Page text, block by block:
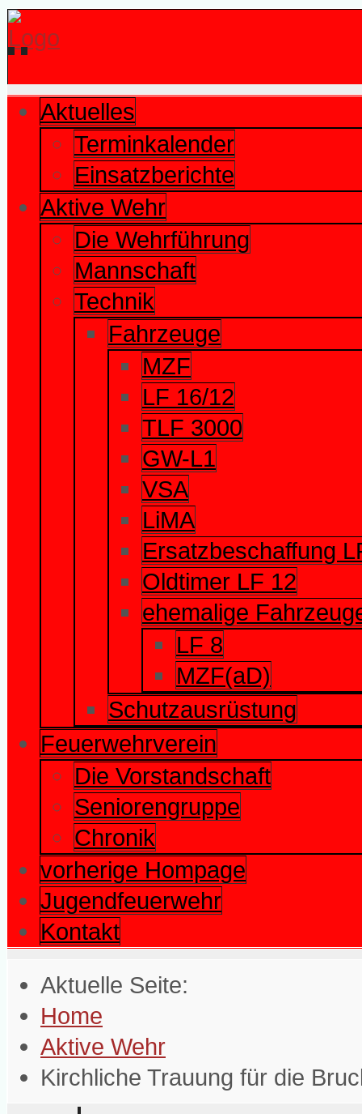
Aktuelles
Terminkalender
Einsatzberichte
Aktive Wehr
Die Wehrführung
Mannschaft
Technik
Fahrzeuge
MZF
LF 16/12
TLF 3000
GW-L1
VSA
LiMA
Ersatzbeschaffung
Oldtimer LF 12
ehemalige
LF 8
MZF(aD)
Schutzausrüstung
Feuerwehrverein
Die Vorstandschaft
Seniorengruppe
Chronik
vorherige Hompage
Jugendfeuerwehr
Kontakt
Aktuelle Seite:
Home
Aktive Wehr
Kirchliche Trauung für die